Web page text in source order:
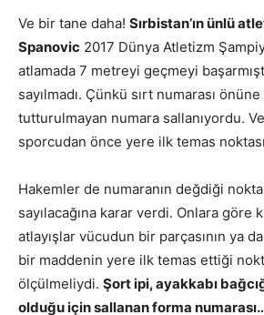
Ve bir tane daha! Sırbistan’ın ünlü
Spanovic 2017 Dünya Atletizm
atlamada 7 metreyi geçmeyi
sayılmadı. Çünkü sırt numarası
tutturulmayan numara sallanıyordu.
sporcudan önce yere ilk temas
Hakemler de numaranın değdiği
sayılacağına karar verdi. Onlara göre
atlayışlar vücudun bir parçasının ya
bir maddenin yere ilk temas ettiği
ölçülmeliydi. Şort ipi, ayakkabı
olduğu için sallanan forma